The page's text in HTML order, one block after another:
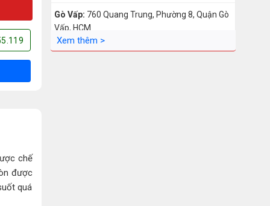
Gò Vấp: 760 Quang Trung, Phường 8, Quận Gò
Vấp, HCM
0942755119
chế
được
quá